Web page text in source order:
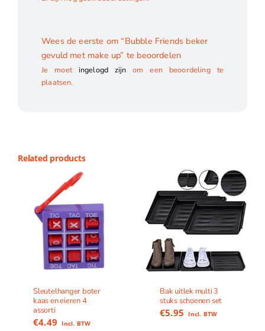
Wees de eerste om “Bubble Friends beker
gevuld met make up” te beoordelen
Je moet ingelogd zijn om een beoordeling te
plaatsen.
Related products
Sleutelhanger boter
kaas en eieren 4
assorti
€4.49 Incl. BTW
Bak uitlek multi 3
stuks schoenen set
€5.95 Incl. BTW